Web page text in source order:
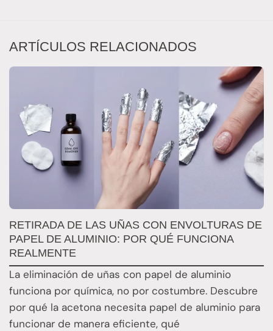
ARTÍCULOS RELACIONADOS
RETIRADA DE LAS UÑAS CON ENVOLTURAS DE
PAPEL DE ALUMINIO: POR QUÉ FUNCIONA
REALMENTE
La eliminación de uñas con papel de aluminio
funciona por química, no por costumbre. Descubre
por qué la acetona necesita papel de aluminio para
funcionar de manera eficiente, qué